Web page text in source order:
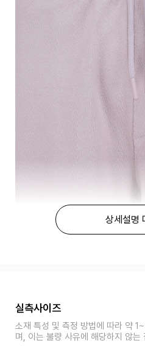
상세설명
실측사이즈
소재 특성 및 측정 방법에 따라 약
며, 이는 불량 사유에 해당하지 않는